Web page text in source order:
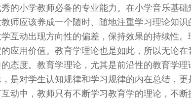
的小学教师必备的专业能力。在小学音乐基础
师应该养成一个随时、随地注重学习理论知
互动出现方向性的偏差，保持效果的持续性
应用价值。教育学理论也是如此，所以无论
态度。教育学理论，尤其是前沿性的教育学
是对学生认知规律和学习规律的内在总结，
动中，教师只有不断学习教育学的理论，不